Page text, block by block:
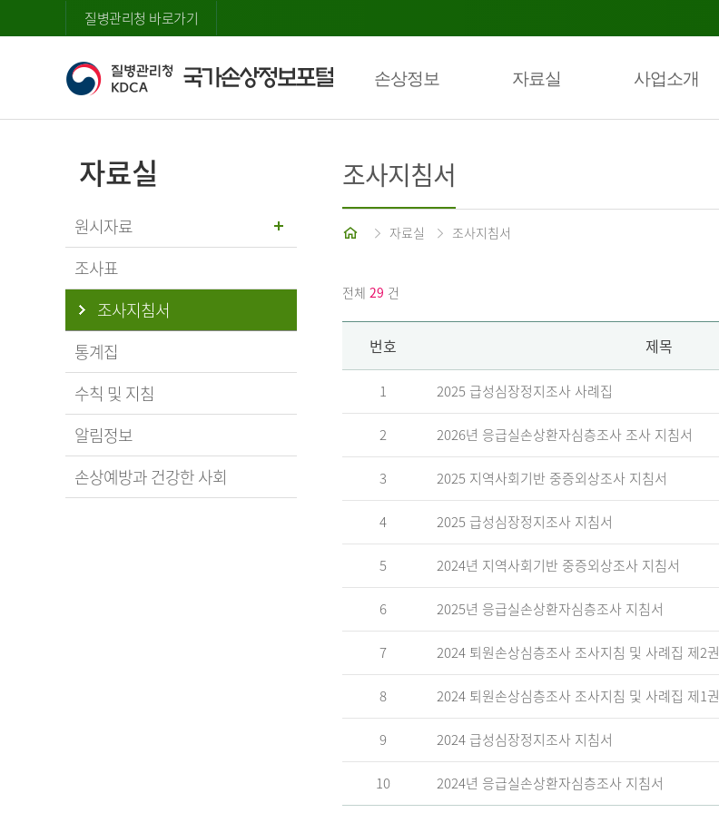
질병관리청 바로가기
손상정보 자료실 사업소개
자료실
원시자료
조사표
조사지침서
통계집
수칙 및 지침
알림정보
손상예방과 건강한 사회
조사지침서
홈 자료실 조사지침서
전체 29 건
번호 제목
1 2025 급성심장정지조사 사례집
2 2026년 응급실손상환자심층조사 조사 지침서
3 2025 지역사회기반 중증외상조사 지침서
4 2025 급성심장정지조사 지침서
5 2024년 지역사회기반 중증외상조사 지침서
6 2025년 응급실손상환자심층조사 지침서
7 2024 퇴원손상심층조사 조사지침 및 사례집 제2권
8 2024 퇴원손상심층조사 조사지침 및 사례집 제1권
9 2024 급성심장정지조사 지침서
10 2024년 응급실손상환자심층조사 지침서